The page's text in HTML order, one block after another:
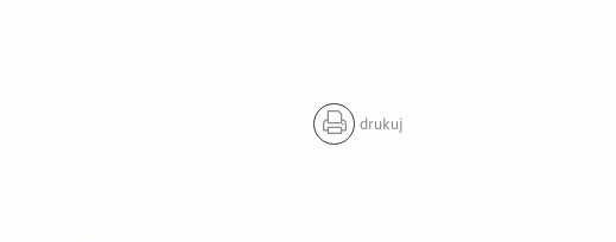
drukuj